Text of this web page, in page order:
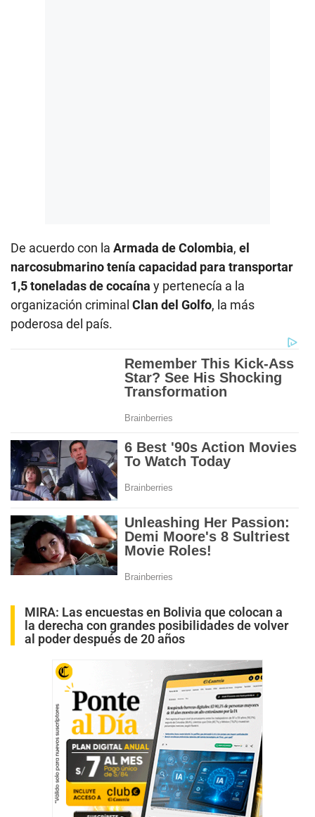
De acuerdo con la Armada de Colombia, el
narcosubmarino tenía capacidad para transportar
1,5 toneladas de cocaína y pertenecía a la
organización criminal Clan del Golfo, la más
poderosa del país.
MIRA: Las encuestas en Bolivia que colocan a
la derecha con grandes posibilidades de volver
al poder después de 20 años